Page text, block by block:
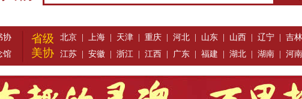
协
馆
省级
美协
北京 | 上海 | 天津 | 重庆 | 河北 | 山东 | 山西 | 辽宁 | 吉林
江苏 | 安徽 | 浙江 | 江西 | 广东 | 福建 | 湖北 | 湖南 | 河南